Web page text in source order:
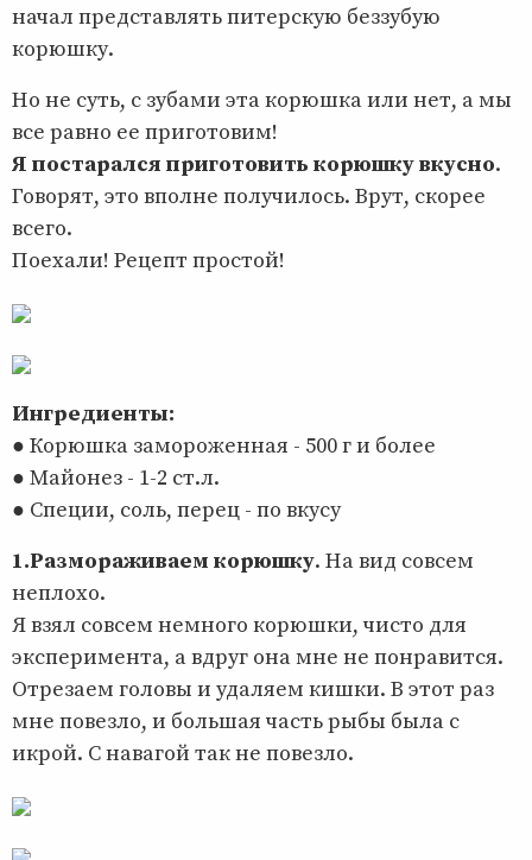
начал представлять питерскую беззубую
корюшку.
Но не суть, с зубами эта корюшка или нет, а мы
все равно ее приготовим!
Я постарался приготовить корюшку вкусно.
Говорят, это вполне получилось. Врут, скорее
всего.
Поехали! Рецепт простой!
Ингредиенты:
● Корюшка замороженная - 500 г и более
● Майонез - 1-2 ст.л.
● Специи, соль, перец - по вкусу
1.Размораживаем корюшку. На вид совсем
неплохо.
Я взял совсем немного корюшки, чисто для
эксперимента, а вдруг она мне не понравится.
Отрезаем головы и удаляем кишки. В этот раз
мне повезло, и большая часть рыбы была с
икрой. С навагой так не повезло.